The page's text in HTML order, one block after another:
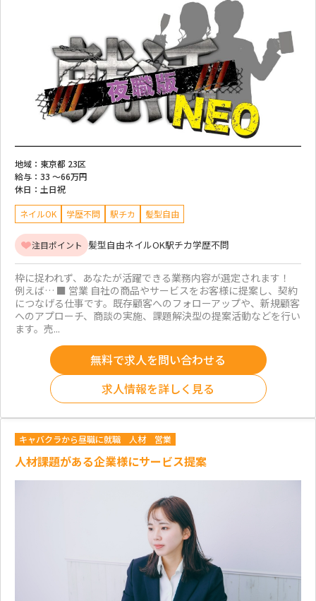
地域： 東京都 23区
給与： 33 ～66万円
休日： 土日祝
ネイルOK 学歴不問 駅チカ 髪型自由
注目ポイント 髪型自由ネイルOK駅チカ学歴不問
枠に捉われず、あなたが活躍できる業務内容が選定されます！
例えば… ■ 営業 自社の商品やサービスをお客様に提案し、契約
につなげる仕事です。既存顧客へのフォローアップや、新規顧客
へのアプローチ、商談の実施、課題解決型の提案活動などを行い
ます。売...
無料で求人を問い合わせる
求人情報を詳しく見る
キャバクラから昼職に就職 人材 営業
人材課題がある企業様にサービス提案